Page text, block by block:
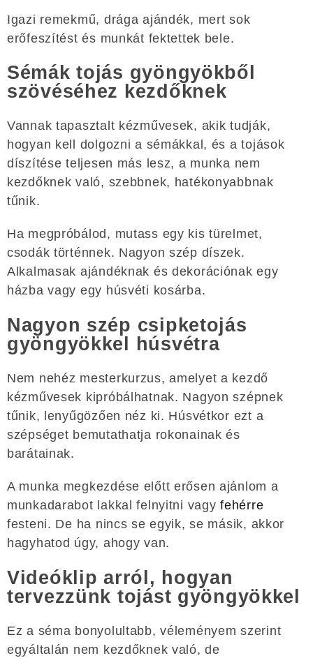
Igazi remekmű, drága ajándék, mert sok
erőfeszítést és munkát fektettek bele.
Sémák tojás gyöngyökből
szövéséhez kezdőknek
Vannak tapasztalt kézművesek, akik tudják,
hogyan kell dolgozni a sémákkal, és a tojások
díszítése teljesen más lesz, a munka nem
kezdőknek való, szebbnek, hatékonyabbnak
tűnik.
Ha megpróbálod, mutass egy kis türelmet,
csodák történnek. Nagyon szép díszek.
Alkalmasak ajándéknak és dekorációnak egy
házba vagy egy húsvéti kosárba.
Nagyon szép csipketojás
gyöngyökkel húsvétra
Nem nehéz mesterkurzus, amelyet a kezdő
kézművesek kipróbálhatnak. Nagyon szépnek
tűnik, lenyűgözően néz ki. Húsvétkor ezt a
szépséget bemutathatja rokonainak és
barátainak.
A munka megkezdése előtt erősen ajánlom a
munkadarabot lakkal felnyitni vagyfehérre
festeni. De ha nincs se egyik, se másik, akkor
hagyhatod úgy, ahogy van.
Videóklip arról, hogyan
tervezzünk tojást gyöngyökkel
Ez a séma bonyolultabb, véleményem szerint
egyáltalán nem kezdőknek való, de